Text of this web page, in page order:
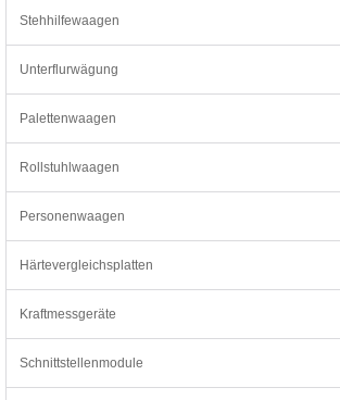
Stehhilfewaagen
Unterflurwägung
Palettenwaagen
Rollstuhlwaagen
Personenwaagen
Härtevergleichsplatten
Kraftmessgeräte
Schnittstellenmodule